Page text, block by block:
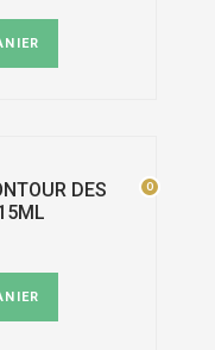
DES
0
0